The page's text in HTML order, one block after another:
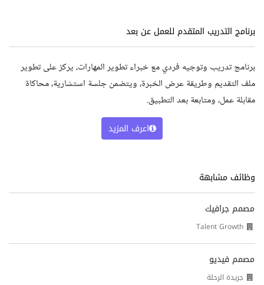
برنامج التدريب المتقدم للعمل عن بعد
برنامج تدريب وتوجيه فردي مع خبراء تطوير المهارات، يركز على تطوير
ملف التقديم وطريقة عرض الخبرة، ويتضمن جلسة استشارية، محاكاة
مقابلة عمل، ومتابعة بعد التطبيق.
اعرف المزيد
وظائف مشابهة
مصمم جرافيك
Talent Growth
مصمم فيديو
جريدة الرحلة